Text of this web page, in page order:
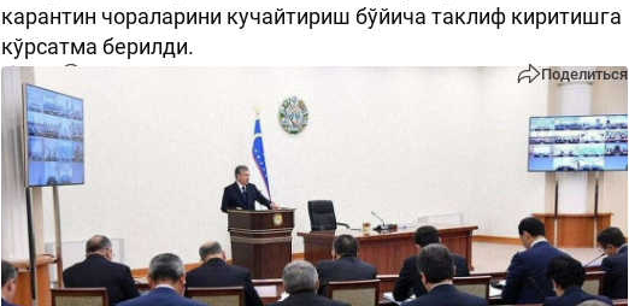
карантин чораларини кучайтириш бўйича таклиф киритишга
кўрсатма берилди.
5129 Поделиться